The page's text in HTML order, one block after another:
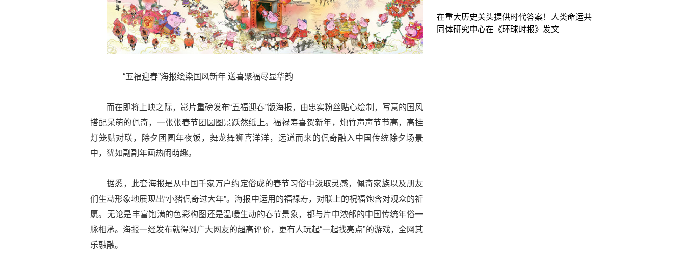
“五福迎春”海报绘染国风新年 送喜聚福尽显华韵
而在即将上映之际，影片重磅发布“五福迎春”版海报，由忠实粉丝贴心绘制，写意的国风
搭配呆萌的佩奇，一张张春节团圆图景跃然纸上。福禄寿喜贺新年，炮竹声声节节高，高挂
灯笼贴对联，除夕团圆年夜饭，舞龙舞狮喜洋洋，远道而来的佩奇融入中国传统除夕场景
中，犹如副副年画热闹萌趣。
据悉，此套海报是从中国千家万户约定俗成的春节习俗中汲取灵感，佩奇家族以及朋友
们生动形象地展现出“小猪佩奇过大年”。海报中运用的福禄寿，对联上的祝福饱含对观众的祈
愿。无论是丰富饱满的色彩构图还是温暖生动的春节景象，都与片中浓郁的中国传统年俗一
脉相承。海报一经发布就得到广大网友的超高评价，更有人玩起“一起找亮点”的游戏，全网其
乐融融。
在重大历史关头提供时代答案！人类命运共
同体研究中心在《环球时报》发文